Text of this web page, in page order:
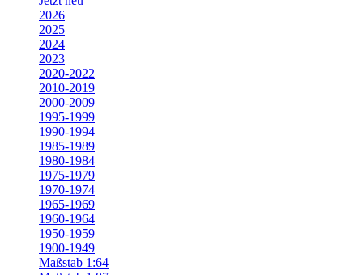
2026
2025
2024
2023
2020-2022
2010-2019
2000-2009
1995-1999
1990-1994
1985-1989
1980-1984
1975-1979
1970-1974
1965-1969
1960-1964
1950-1959
1900-1949
Maßstab 1:64